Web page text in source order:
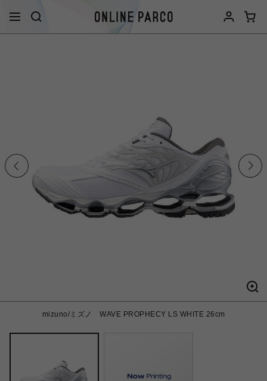
mizuno/ミズノ WAVE PROPHECY LS WHITE 26cm